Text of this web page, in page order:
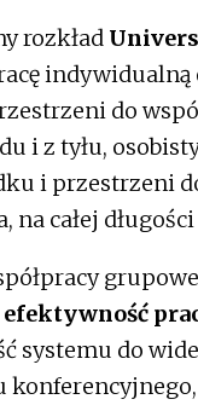
rozkład
indywidualną
do
i z tyłu,
i przestrzeni
na całej
systemu do